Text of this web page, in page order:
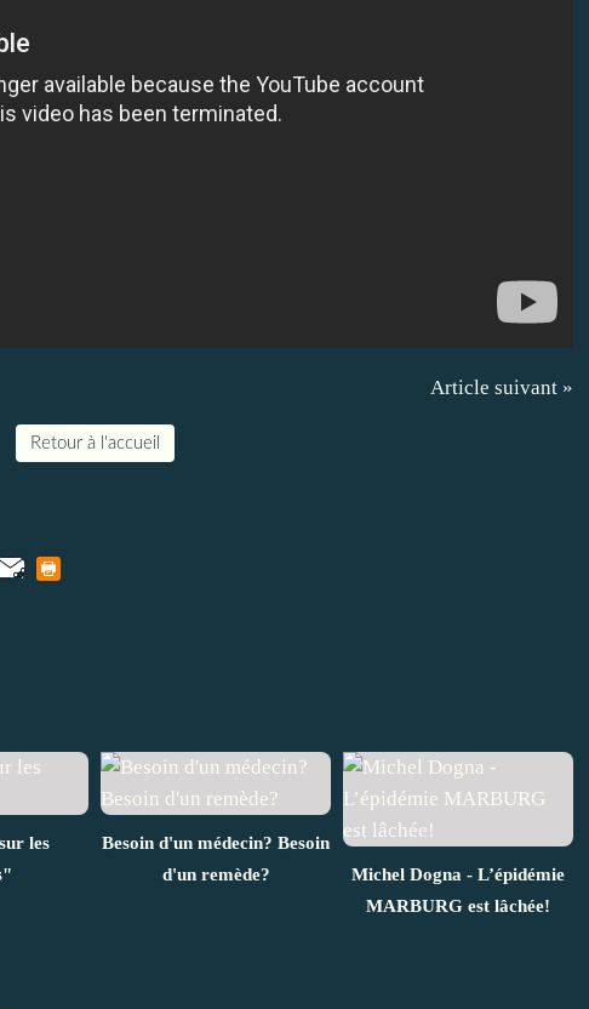
Article suivant »
Retour à l'accueil
les
Besoin d'un médecin? Besoin
d'un remède?
Michel Dogna - L’épidémie
MARBURG est lâchée!